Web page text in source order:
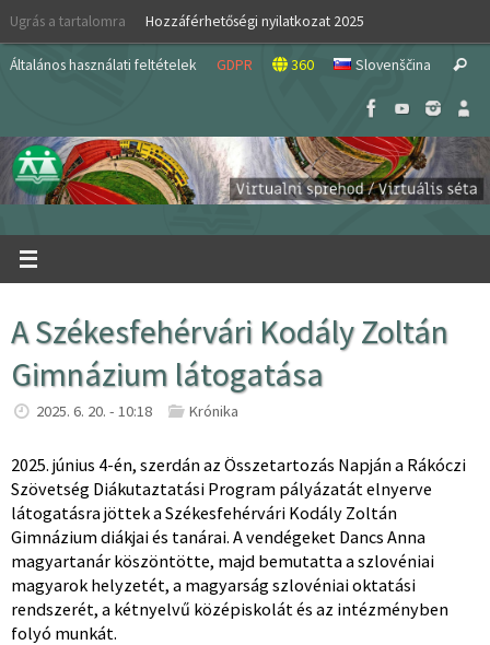
Skip
content
Ugrás a tartalomra Hozzáférhetőségi nyilatkozat 2025
Általános használati feltételek GDPR 360 Slovenščina Search
A Székesfehérvári Kodály Zoltán
Gimnázium látogatása
2025. 6. 20. - 10:18 Krónika
2025. június 4-én, szerdán az Összetartozás Napján a Rákóczi
Szövetség Diákutaztatási Program pályázatát elnyerve
látogatásra jöttek a Székesfehérvári Kodály Zoltán
Gimnázium diákjai és tanárai. A vendégeket Dancs Anna
magyartanár köszöntötte, majd bemutatta a szlovéniai
magyarok helyzetét, a magyarság szlovéniai oktatási
rendszerét, a kétnyelvű középiskolát és az intézményben
folyó munkát.